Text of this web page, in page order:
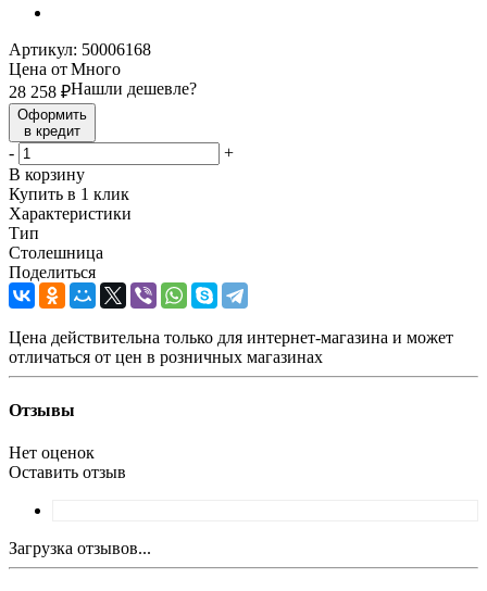
Артикул: 50006168
Цена от
28 258 ₽
Оформить
в кредит
Много
Нашли дешевле?
-
+
В корзину
Купить в 1 клик
Характеристики
Тип
Столешница
Поделиться
Цена действительна только для интернет-магазина и может
отличаться от цен в розничных магазинах
Отзывы
Нет оценок
Оставить отзыв
Загрузка отзывов...